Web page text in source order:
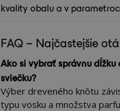
kvality obalu a v
FAQ – Najčastejšie
Ako si vybrať správnu
sviečku?
Výber dreveného knôtu
typu vosku a množstva